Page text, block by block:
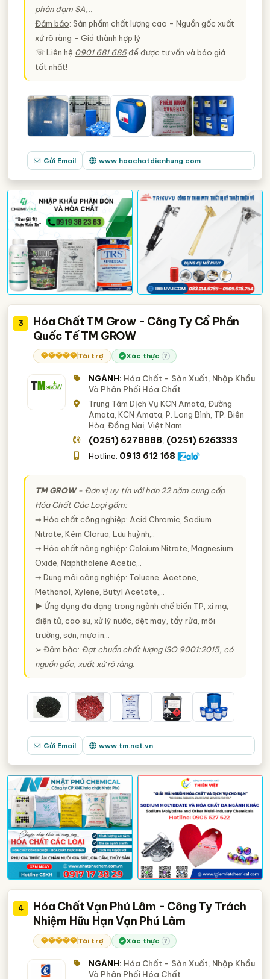
phân đạm SA,..
Đảm bảo: Sản phẩm chất lượng cao - Nguồn gốc xuất
xứ rõ ràng - Giá thành hợp lý
☏ Liên hệ 0901 681 685để được tư vấn và báo giá
tốt nhất!
Gửi Email www.hoachatdienhung.com
3
Hóa Chất TM Grow - Công Ty Cổ Phần
Quốc Tế TM GROW
Tài trợ Xác thực ?
NGÀNH: Hóa Chất - Sản Xuất, Nhập Khẩu
Và Phân Phối Hóa Chất
Trung Tâm Dịch Vụ KCN Amata, Đường
Amata, KCN Amata, P. Long Bình, TP. Biên
Hòa,Đồng Nai , Việt Nam
(0251) 6278888, (0251) 6263333
Hotline: 0913 612 168
TM GROW- Đơn vị uy tín với hơn 22 năm cung cấp
Hóa Chất Các Loại gồm:
➞ Hóa chất công nghiệp: Acid Chromic, Sodium
Nitrate, Kẽm Clorua, Lưu huỳnh,..
➞ Hóa chất nông nghiệp: Calcium Nitrate, Magnesium
Oxide, Naphthalene Acetic,..
➞ Dung môi công nghiệp: Toluene, Acetone,
Methanol, Xylene, Butyl Acetate,,..
► Ứng dụng đa dạng trong ngành chế biến TP, xi mạ,
điện tử, cao su, xử lý nước, dệt may, tẩy rửa, môi
trường, sơn, mực in,..
➢ Đảm bảo: Đạt chuẩn chất lượng ISO 9001:2015, có
nguồn gốc, xuất xứ rõ ràng.
Gửi Email www.tm.net.vn
4
Hóa Chất Vạn Phú Lâm - Công Ty Trách
Nhiệm Hữu Hạn Vạn Phú Lâm
Tài trợ Xác thực ?
NGÀNH: Hóa Chất - Sản Xuất, Nhập Khẩu
Và Phân Phối Hóa Chất